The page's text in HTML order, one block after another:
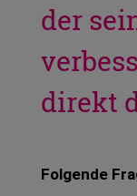
der
direkt
Fol­gen­de